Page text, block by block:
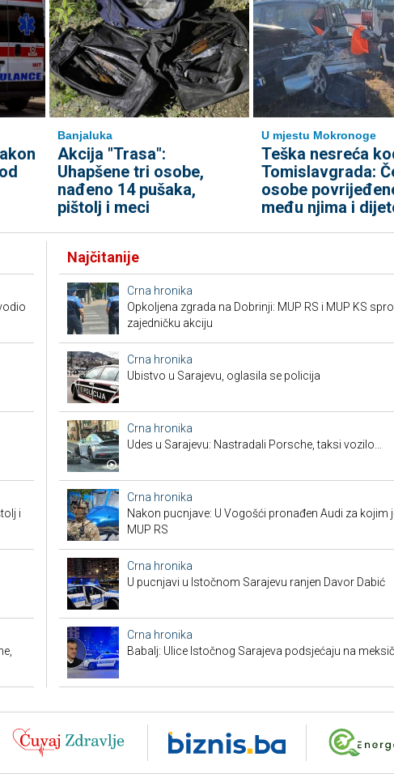
Banjaluka
Akcija "Trasa":
Uhapšene tri osobe,
nađeno 14 pušaka,
pištolj i meci
U mjestu Mokronoge
Teška nesreća
Tomislavgrada:
osobe
među njima i
i
Najčitanije
Crna hronika
Opkoljena zgrada na Dobrinji: MUP RS i MUP KS
zajedničku akciju
Crna hronika
Ubistvo u Sarajevu, oglasila se policija
Crna hronika
Udes u Sarajevu: Nastradali Porsche, taksi vozilo...
Crna hronika
Nakon pucnjave: U Vogošći pronađen Audi za kojim
MUP RS
Crna hronika
U pucnjavi u Istočnom Sarajevu ranjen Davor Dabić
Crna hronika
Babalj: Ulice Istočnog Sarajeva podsjećaju na